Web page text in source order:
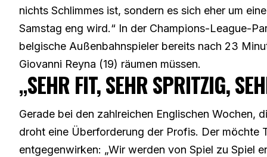
nichts Schlimmes ist, sondern es sich eher um
Samstag eng wird.“ In der Champions-League-
belgische Außenbahnspieler bereits nach 23
Giovanni Reyna (19) räumen müssen.
„SEHR FIT, SEHR SPRITZIG,
Gerade bei den zahlreichen Englischen Wochen,
droht eine Überforderung der Profis. Der möchte
entgegenwirken: „Wir werden von Spiel zu Spiel